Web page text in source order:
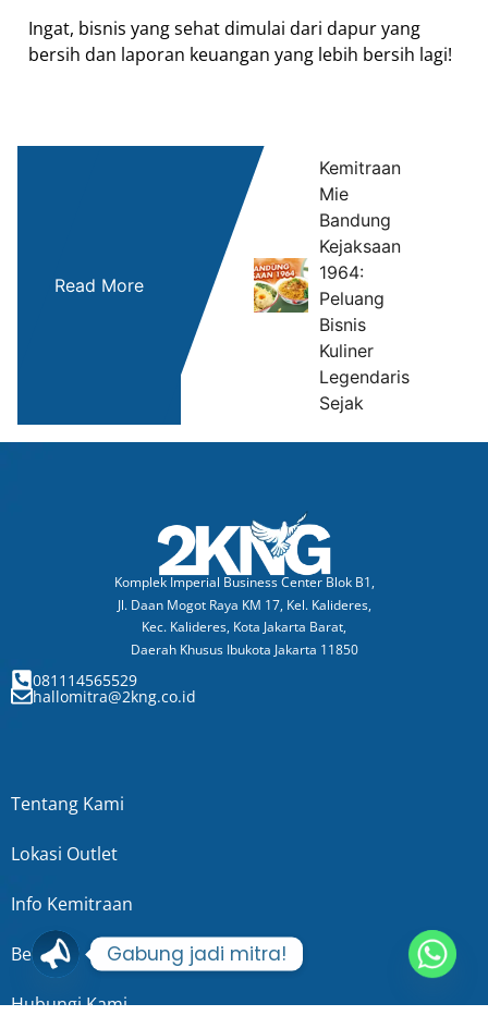
Ingat, bisnis yang sehat dimulai dari dapur yang
bersih dan laporan keuangan yang lebih bersih lagi!
Read More
Kemitraan
Mie
Bandung
Kejaksaan
1964:
Peluang
Bisnis
Kuliner
Legendaris
Sejak
Komplek Imperial Business Center Blok B1,
Jl. Daan Mogot Raya KM 17, Kel. Kalideres,
Kec. Kalideres, Kota Jakarta Barat,
Daerah Khusus Ibukota Jakarta 11850
081114565529​
hallomitra@2kng.co.id
Tentang Kami
Lokasi Outlet
Info Kemitraan
Berita
Hubungi Kami
Gabung jadi mitra!